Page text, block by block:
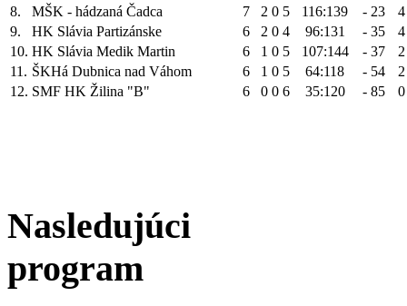
8.
MŠK - hádzaná Čadca 7 2 0 5 116:139 - 23
4
9.
HK Slávia Partizánske 6 2 0 4 96:131 - 35
4
10. HK Slávia Medik Martin 6 1 0 5 107:144 - 37
2
11. ŠKHá Dubnica nad Váhom 6 1 0 5 64:118 - 54
2
12. SMF HK Žilina "B" 6 0 0 6 35:120 - 85 0
Nasledujúci
program